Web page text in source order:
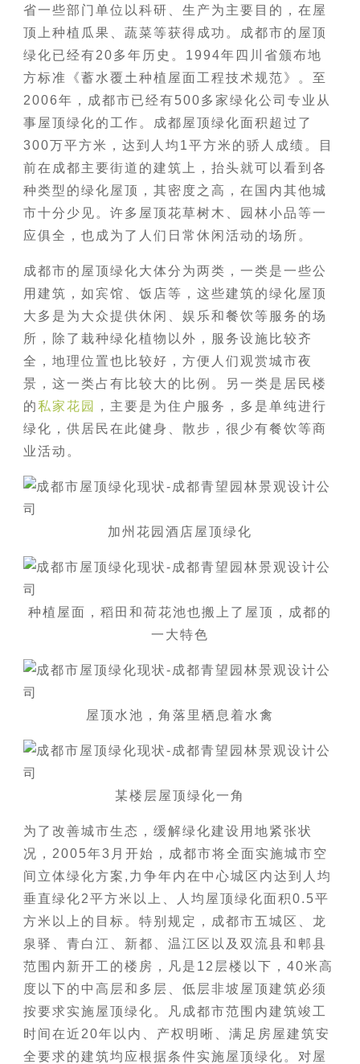
省一些部门单位以科研、生产为主要目的，在屋
顶上种植瓜果、蔬菜等获得成功。成都市的屋顶
绿化已经有20多年历史。1994年四川省颁布地
方标准《蓄水覆土种植屋面工程技术规范》。至
2006年，成都市已经有500多家绿化公司专业从
事屋顶绿化的工作。成都屋顶绿化面积超过了
300万平方米，达到人均1平方米的骄人成绩。目
前在成都主要街道的建筑上，抬头就可以看到各
种类型的绿化屋顶，其密度之高，在国内其他城
市十分少见。许多屋顶花草树木、园林小品等一
应俱全，也成为了人们日常休闲活动的场所。
成都市的屋顶绿化大体分为两类，一类是一些公
用建筑，如宾馆、饭店等，这些建筑的绿化屋顶
大多是为大众提供休闲、娱乐和餐饮等服务的场
所，除了栽种绿化植物以外，服务设施比较齐
全，地理位置也比较好，方便人们观赏城市夜
景，这一类占有比较大的比例。另一类是居民楼
的私家花园
，主要是为住户服务，多是单纯进行
绿化，供居民在此健身、散步，很少有餐饮等商
业活动。
加州花园酒店屋顶绿化
种植屋面，稻田和荷花池也搬上了屋顶，成都的
一大特色
屋顶水池，角落里栖息着水禽
某楼层屋顶绿化一角
为了改善城市生态，缓解绿化建设用地紧张状
况，2005年3月开始，成都市将全面实施城市空
间立体绿化方案,力争年内在中心城区内达到人均
垂直绿化2平方米以上、人均屋顶绿化面积0.5平
方米以上的目标。特别规定，成都市五城区、龙
泉驿、青白江、新都、温江区以及双流县和郫县
范围内新开工的楼房，凡是12层楼以下，40米高
度以下的中高层和多层、低层非坡屋顶建筑必须
按要求实施屋顶绿化。凡成都市范围内建筑竣工
时间在近20年以内、产权明晰、满足房屋建筑安
全要求的建筑均应根据条件实施屋顶绿化。对屋